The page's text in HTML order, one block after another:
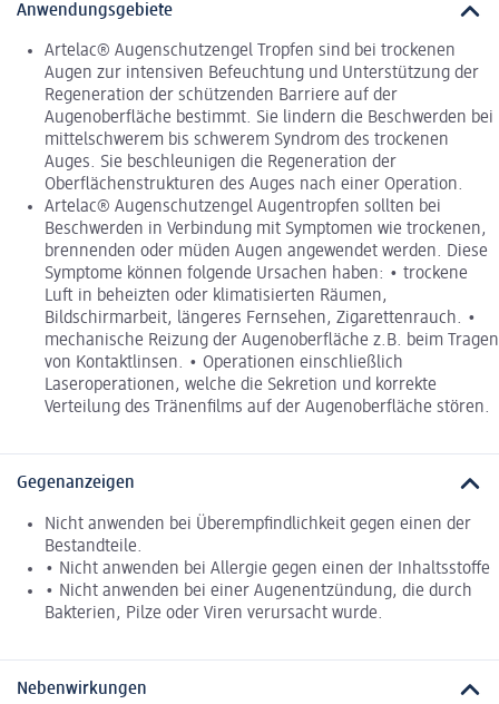
Anwendungsgebiete
Artelac® Augenschutzengel Tropfen sind bei trockenen
Augen zur intensiven Befeuchtung und Unterstützung der
Regeneration der schützenden Barriere auf der
Augenoberfläche bestimmt. Sie lindern die Beschwerden bei
mittelschwerem bis schwerem Syndrom des trockenen
Auges. Sie beschleunigen die Regeneration der
Oberflächenstrukturen des Auges nach einer Operation.
Artelac® Augenschutzengel Augentropfen sollten bei
Beschwerden in Verbindung mit Symptomen wie trockenen,
brennenden oder müden Augen angewendet werden. Diese
Symptome können folgende Ursachen haben: • trockene
Luft in beheizten oder klimatisierten Räumen,
Bildschirmarbeit, längeres Fernsehen, Zigarettenrauch. •
mechanische Reizung der Augenoberfläche z.B. beim Tragen
von Kontaktlinsen. • Operationen einschließlich
Laseroperationen, welche die Sekretion und korrekte
Verteilung des Tränenfilms auf der Augenoberfläche stören.
Gegenanzeigen
Nicht anwenden bei Überempfindlichkeit gegen einen der
Bestandteile.
• Nicht anwenden bei Allergie gegen einen der Inhaltsstoffe
• Nicht anwenden bei einer Augenentzündung, die durch
Bakterien, Pilze oder Viren verursacht wurde.
Nebenwirkungen